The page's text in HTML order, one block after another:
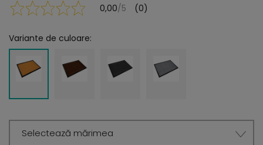
0,00/5 (0)
Variante de culoare:
Selectează mărimea